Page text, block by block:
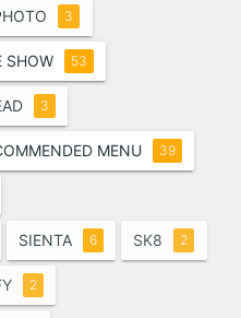
3
SHOW 53
3
MENU 39
SIENTA 6 SK8 2
2